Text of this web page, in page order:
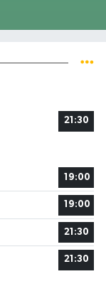
21:30
19:00
19:00
21:30
21:30